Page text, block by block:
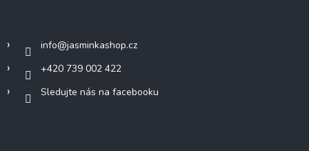
info@jasminkashop.cz
+420 739 002 422
Sledujte nás na facebooku